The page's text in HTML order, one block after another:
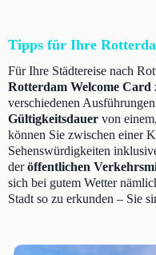
Tipps für Ihre
Für Ihre Städtereise nach
Rotterdam Welcome Card
verschiedenen
Gültigkeitsdauer von
können Sie zwischen einer
Sehenswürdigkeiten
deröffentlichen
sich bei gutem Wetter
Stadt so zu erkunden – Sie